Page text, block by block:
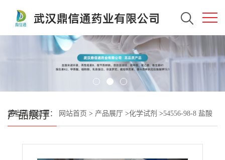
产品展厅
您当前的位置： 网站首页 > 产品展厅 >化学试剂 >54556-98-8 盐酸